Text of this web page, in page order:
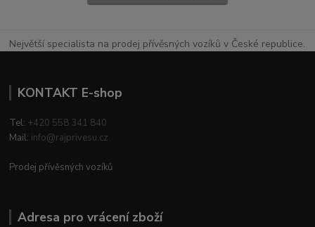
Největší specialista na prodej přívěsných vozíků v České republice.
KONTAKT E-shop
Tel: +420 558 341 840
Mail: info@rajprivesu.cz
Prodej přívěsných vozíků
Adresa pro vrácení zboží